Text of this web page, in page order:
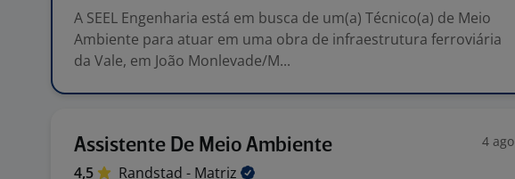
A SEEL Engenharia está em busca de um(a) Técnico(a) de Meio
Ambiente para atuar em uma obra de infraestrutura ferroviária
da Vale, em João Monlevade/M...
Assistente De Meio Ambiente 4 ago
4,5 Randstad - Matriz